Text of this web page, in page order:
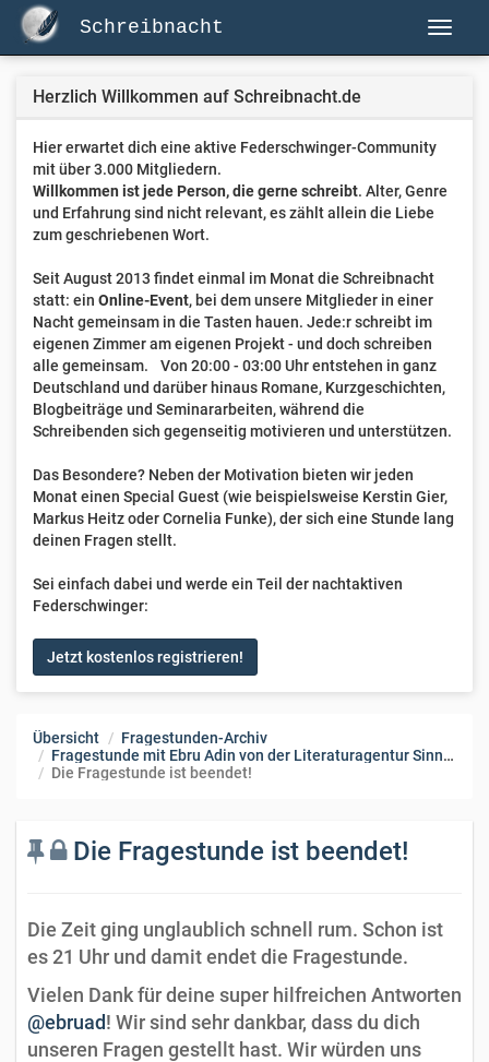
Schreibnacht
Herzlich Willkommen auf Schreibnacht.de
Hier erwartet dich eine aktive Federschwinger-Community
mit über 3.000 Mitgliedern.
Willkommen ist jede Person, die gerne schreibt. Alter, Genre
und Erfahrung sind nicht relevant, es zählt allein die Liebe
zum geschriebenen Wort.
Seit August 2013 findet einmal im Monat die Schreibnacht
statt: ein Online-Event, bei dem unsere Mitglieder in einer
Nacht gemeinsam in die Tasten hauen. Jede:r schreibt im
eigenen Zimmer am eigenen Projekt - und doch schreiben
alle gemeinsam. Von 20:00 - 03:00 Uhr entstehen in ganz
Deutschland und darüber hinaus Romane, Kurzgeschichten,
Blogbeiträge und Seminararbeiten, während die
Schreibenden sich gegenseitig motivieren und unterstützen.
Das Besondere? Neben der Motivation bieten wir jeden
Monat einen Special Guest (wie beispielsweise Kerstin Gier,
Markus Heitz oder Cornelia Funke), der sich eine Stunde lang
deinen Fragen stellt.
Sei einfach dabei und werde ein Teil der nachtaktiven
Federschwinger:
Jetzt kostenlos registrieren!
Übersicht
Fragestunden-Archiv
Fragestunde mit Ebru Adin von der Literaturagentur Sinnhöfer
Die Fragestunde ist beendet!
Die Fragestunde ist beendet!
Die Zeit ging unglaublich schnell rum. Schon ist
es 21 Uhr und damit endet die Fragestunde.
Vielen Dank für deine super hilfreichen Antworten
@ebruad! Wir sind sehr dankbar, dass du dich
unseren Fragen gestellt hast. Wir würden uns